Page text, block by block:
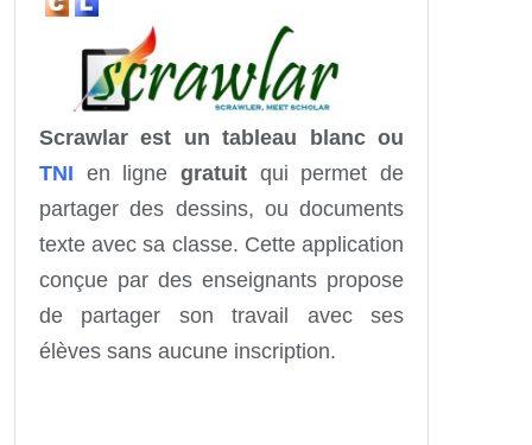
Scrawlar est un tableau blanc ou
TNI en ligne gratuit qui permet de
partager des dessins, ou documents
texte avec sa classe. Cette application
conçue par des enseignants propose
de partager son travail avec ses
élèves sans aucune inscription.